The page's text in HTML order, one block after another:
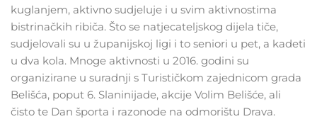
kuglanjem, aktivno sudjeluje i u svim aktivnostima
bistrinačkih ribiča. Što se natjecateljskog dijela tiče,
sudjelovali su u županijskoj ligi i to seniori u pet, a kadeti
u dva kola. Mnoge aktivnosti u 2016. godini su
organizirane u suradnji s Turističkom zajednicom grada
Belišća, poput 6. Slaninijade, akcije Volim Belišće, ali
čisto te Dan športa i razonode na odmorištu Drava.